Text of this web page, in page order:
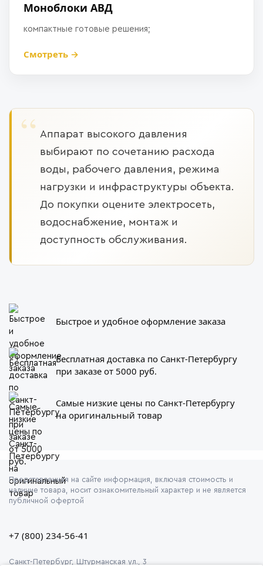
Моноблоки АВД
компактные готовые решения;
Смотреть →
Аппарат высокого давления
выбирают по сочетанию расхода
воды, рабочего давления, режима
нагрузки и инфраструктуры объекта.
До покупки оцените электросеть,
водоснабжение, монтаж и
доступность обслуживания.
Быстрое и удобное оформление заказа
Бесплатная доставка по Санкт-Петербургу
при заказе от 5000 руб.
Самые низкие цены по Санкт-Петербургу
на оригинальный товар
Представленная на сайте информация, включая стоимость и
наличие товара, носит ознакомительный характер и не является
публичной офертой
+7 (800) 234-56-41
Санкт-Петербург, Штурманская ул., 3